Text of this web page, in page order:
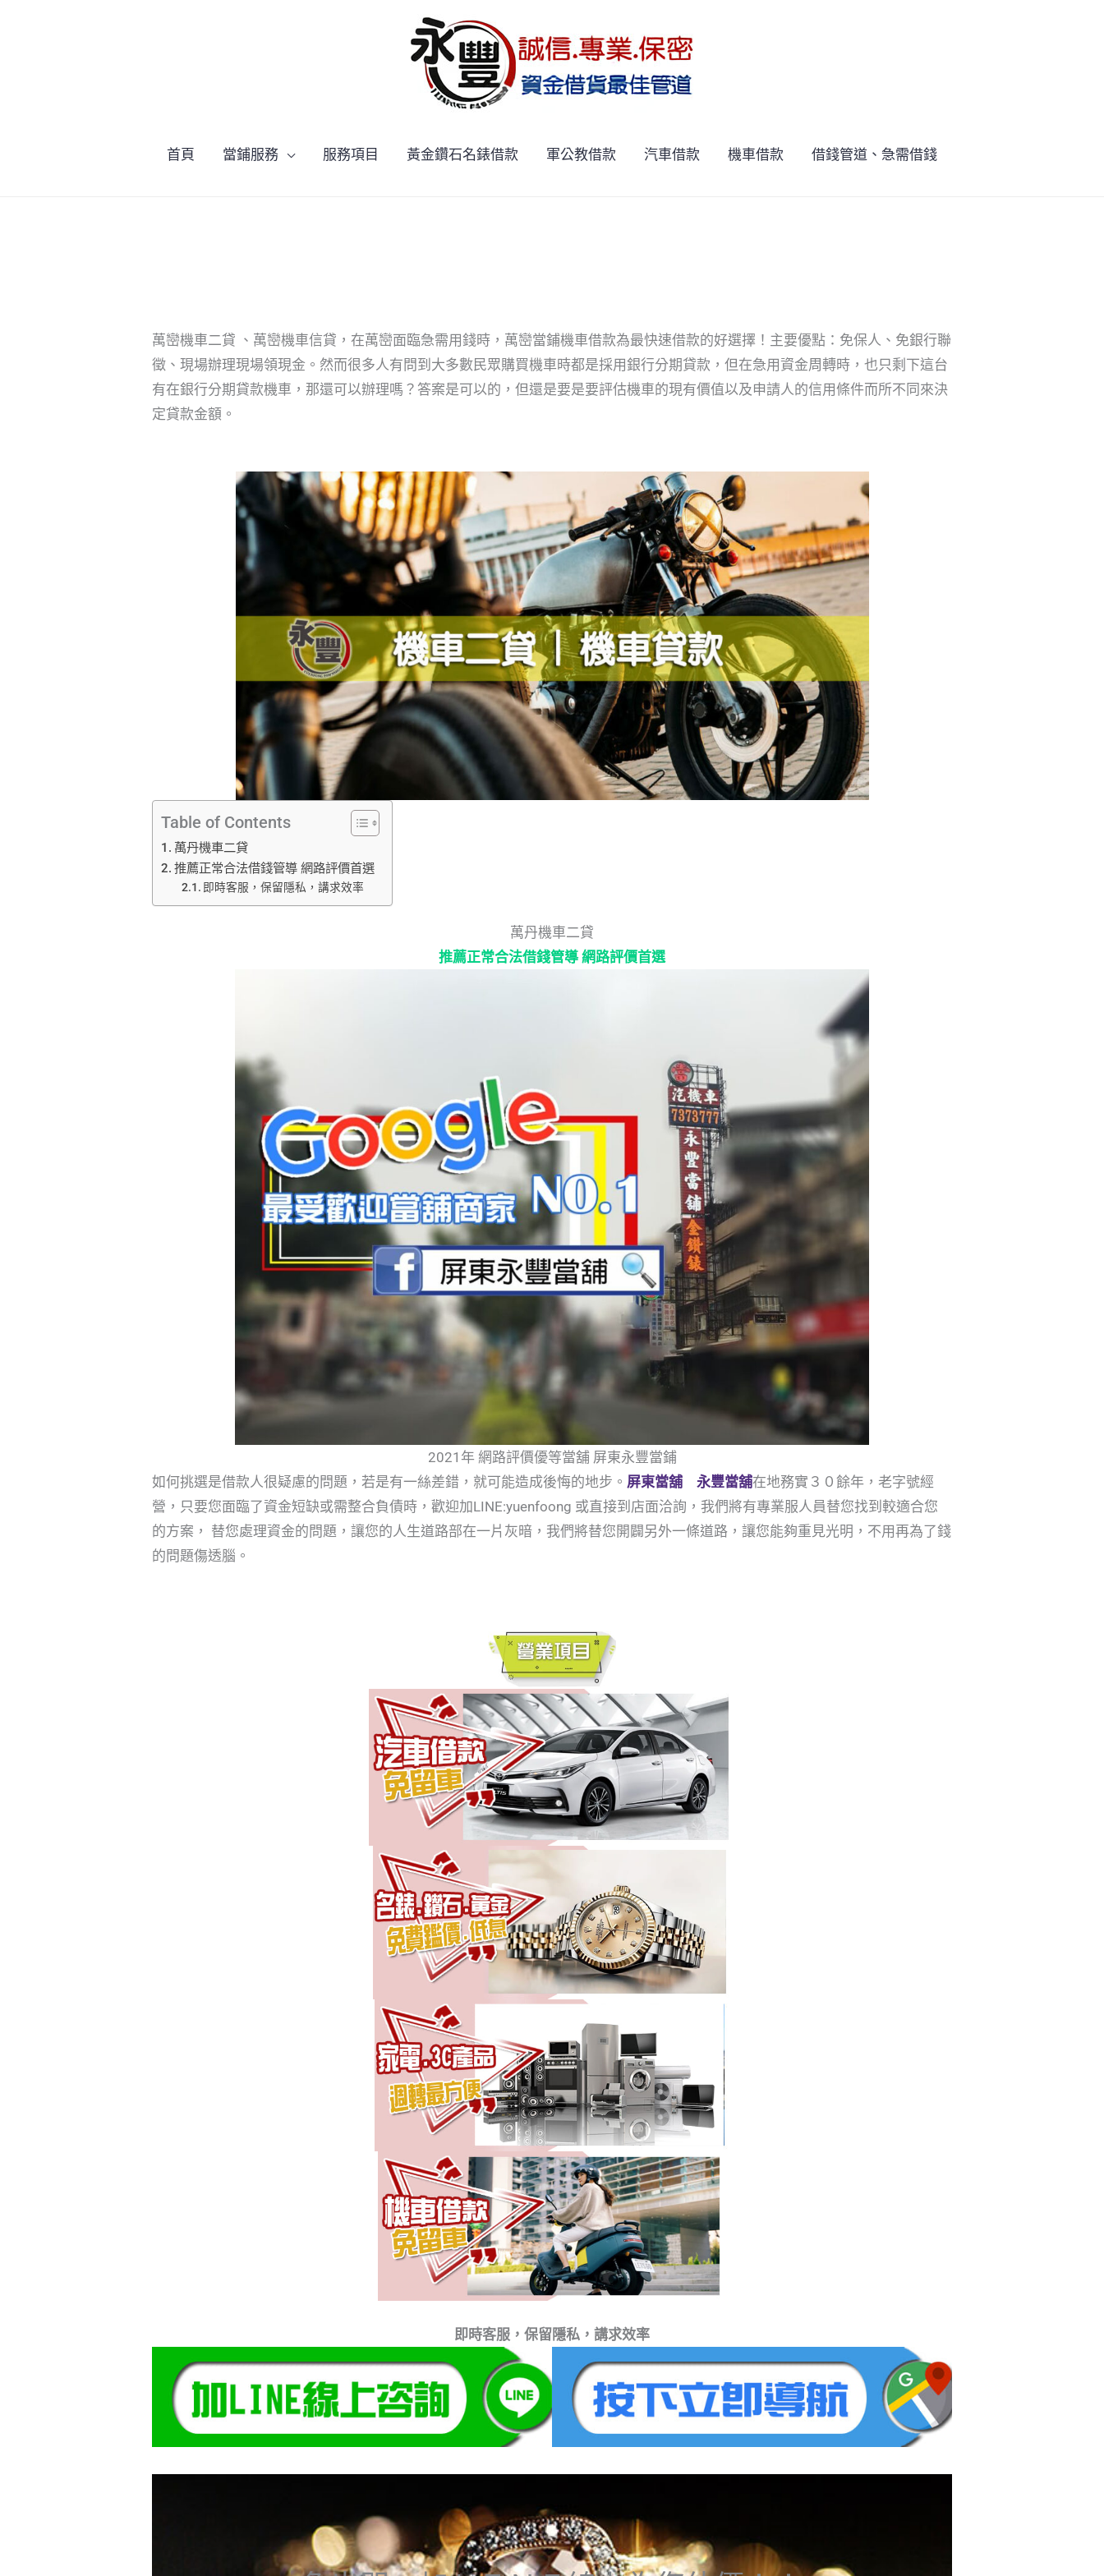
首頁
當鋪服務 服務項目 黃金鑽石名錶借款 軍公教借款 汽車借款 機車借款 借錢管道、急需借錢
萬巒機車二貸 、萬巒機車信貸，在萬巒面臨急需用錢時，萬巒當鋪機車借款為最快速借款的好選擇！主要優點：免保人、免銀行聯
徵、現場辦理現場領現金。然而很多人有問到大多數民眾購買機車時都是採用銀行分期貸款，但在急用資金周轉時，也只剩下這台
有在銀行分期貸款機車，那還可以辦理嗎？答案是可以的，但還是要是要評估機車的現有價值以及申請人的信用條件而所不同來決
定貸款金額。
Table of Contents
萬丹機車二貸
推薦正常合法借錢管導 網路評價首選
即時客服，保留隱私，講求效率
萬丹機車二貸
推薦正常合法借錢管導 網路評價首選
2021年 網路評價優等當舖 屏東永豐當鋪
如何挑選是借款人很疑慮的問題，若是有一絲差錯，就可能造成後悔的地步。 屏東當舖 永豐當舖在地務實３０餘年，老字號經
營，只要您面臨了資金短缺或需整合負債時，歡迎加LINE:yuenfoong 或直接到店面洽詢，我們將有專業服人員替您找到較適合您
的方案， 替您處理資金的問題，讓您的人生道路部在一片灰暗，我們將替您開闢另外一條道路，讓您能夠重見光明，不用再為了錢
的問題傷透腦。
即時客服，保留隱私，講求效率